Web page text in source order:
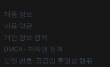
제품 정보
이용 약관
개인 정보 정책
DMCA - 저작권 정책
모델 번호: 공급망 투명성 행위